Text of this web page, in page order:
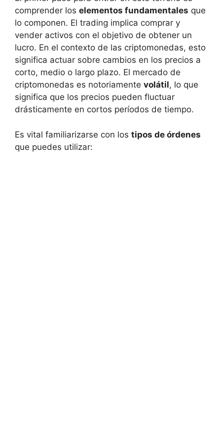
comprender los elementos fundamentales que
lo componen. El trading ‌implica comprar y⁢
vender ‍activos con​ el objetivo⁣ de‍ obtener un
lucro. ⁢En el contexto‌ de ⁢las criptomonedas, esto
significa actuar sobre cambios⁣ en los precios a
corto, medio o largo plazo. El‍ mercado de
criptomonedas es notoriamente⁢ volátil, lo que
significa⁣ que los precios pueden fluctuar
drásticamente en cortos períodos de ‍tiempo.
Es vital ⁣familiarizarse con los tipos de ⁣órdenes
que‌ puedes utilizar:⁢